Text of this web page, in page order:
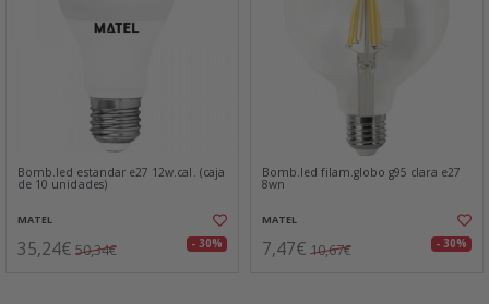
Bomb.led estandar e27 12w.cal. (caja
de 10 unidades)
MATEL
35,24€ 50,34€ - 30%
Bomb.led filam.globo g95 clara e27
8wn
MATEL
7,47€ 10,67€ - 30%